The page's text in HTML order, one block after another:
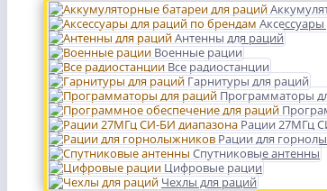
Антенны для раций
Военные рации
Все радиостанции
Гарнитуры для раций
Программаторы
Рации 27МГц
Рации для
Спутниковые антенны
Цифровые рации
Чехлы для раций